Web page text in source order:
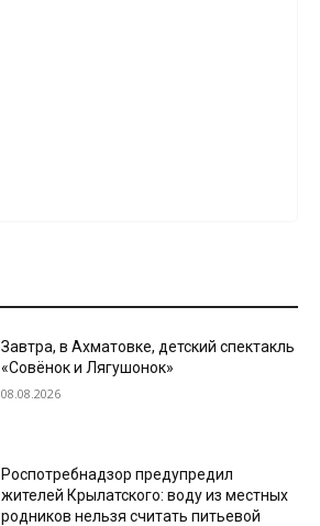
Завтра, в Ахматовке, детский спектакль
«Совёнок и Лягушонок»
08.08.2026
Роспотребнадзор предупредил
жителей Крылатского: воду из местных
родников нельзя считать питьевой